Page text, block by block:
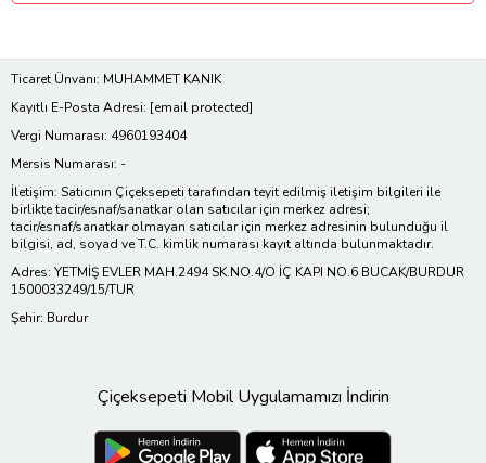
Ticaret Ünvanı: MUHAMMET KANIK
Kayıtlı E-Posta Adresi: [email protected]
Vergi Numarası: 4960193404
Mersis Numarası: -
İletişim: Satıcının Çiçeksepeti tarafından teyit edilmiş iletişim bilgileri ile
birlikte tacir/esnaf/sanatkar olan satıcılar için merkez adresi;
tacir/esnaf/sanatkar olmayan satıcılar için merkez adresinin bulunduğu il
bilgisi, ad, soyad ve T.C. kimlik numarası kayıt altında bulunmaktadır.
Adres: YETMİŞ EVLER MAH.2494 SK.NO.4/O İÇ KAPI NO.6 BUCAK/BURDUR
1500033249/15/TUR
Şehir: Burdur
Çiçeksepeti Mobil Uygulamamızı İndirin